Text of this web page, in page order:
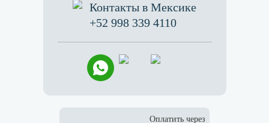
Контакты в Мексике
+52 998 339 4110